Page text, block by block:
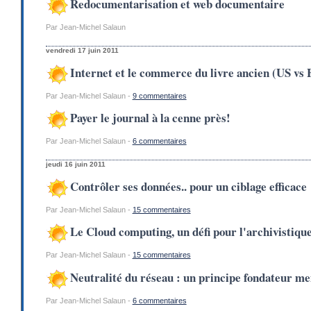
Redocumentarisation et web documentaire
Par Jean-Michel Salaun
vendredi 17 juin 2011
Internet et le commerce du livre ancien (US vs
Par Jean-Michel Salaun - 9 commentaires
Payer le journal à la cenne près!
Par Jean-Michel Salaun - 6 commentaires
jeudi 16 juin 2011
Contrôler ses données.. pour un ciblage efficace
Par Jean-Michel Salaun - 15 commentaires
Le Cloud computing, un défi pour l'archivistique
Par Jean-Michel Salaun - 15 commentaires
Neutralité du réseau : un principe fondateur
Par Jean-Michel Salaun - 6 commentaires